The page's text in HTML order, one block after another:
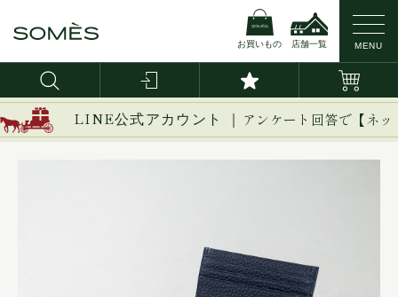
お買いもの 店舗一覧 MENU
LINE公式アカウント ｜ アンケート回答で【ネ